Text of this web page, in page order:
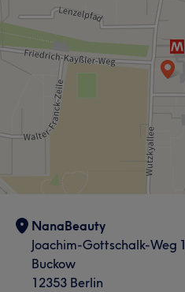
NanaBeauty
Joachim-Gottschalk-Weg 1
Buckow
12353 Berlin